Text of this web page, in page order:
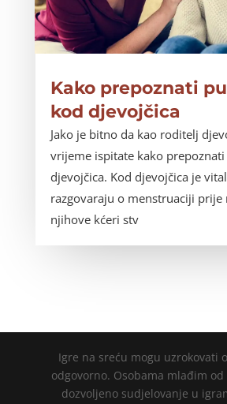
Kako prepoznati
kod djevojčica
Jako je bitno da kao roditelj
vrijeme ispitate kako
djevojčica. Kod djevojčica je
razgovaraju o menstruaciji prije
njihove kćeri stv
Igre na sreću mogu uzrokovati
odgovorno. Osobama mlađim
dozvoljeno sudjelovanje u